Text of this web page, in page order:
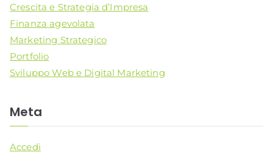
Crescita e Strategia d’Impresa
Finanza agevolata
Marketing Strategico
Portfolio
Sviluppo Web e Digital Marketing
Meta
Accedi